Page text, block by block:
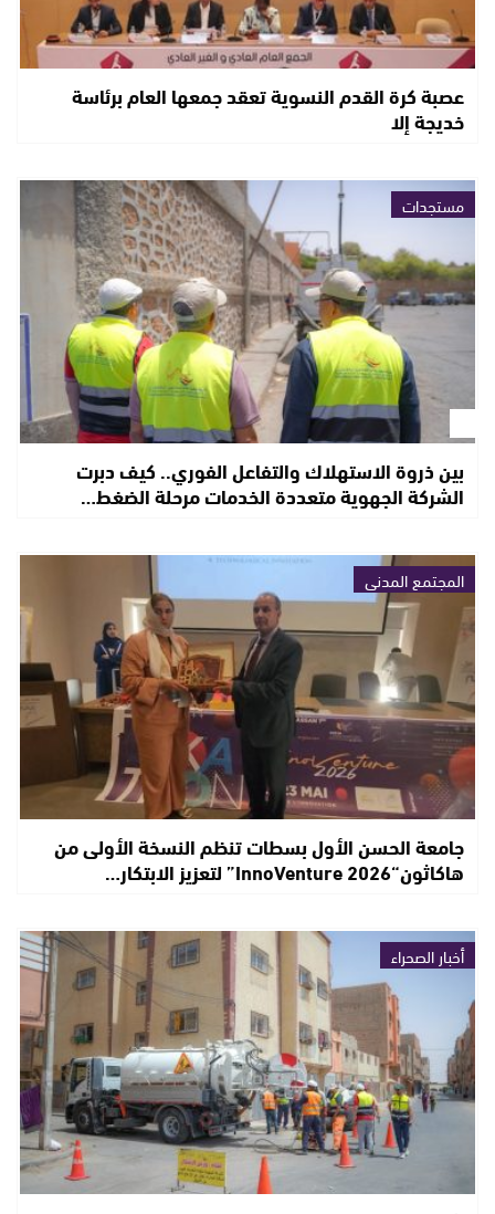
عصبة كرة القدم النسوية تعقد جمعها العام برئاسة
خديجة إلا
مستجدات
بين ذروة الاستهلاك والتفاعل الفوري.. كيف دبرت
الشركة الجهوية متعددة الخدمات مرحلة الضغط…
المجتمع المدني
جامعة الحسن الأول بسطات تنظم النسخة الأولى من
هاكاثون“InnoVenture 2026” لتعزيز الابتكار…
أخبار الصحراء